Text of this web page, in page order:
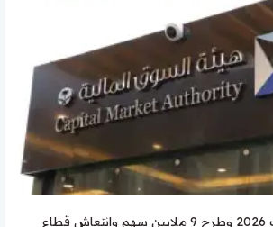
اكتتاب بترولوب للزيوت 2026 وطرح 9 ملايين سهم وانتعاش قطاع